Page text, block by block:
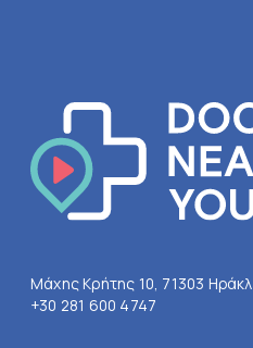
Μάχης Κρήτης 10, 71303
+30 281 600 4747